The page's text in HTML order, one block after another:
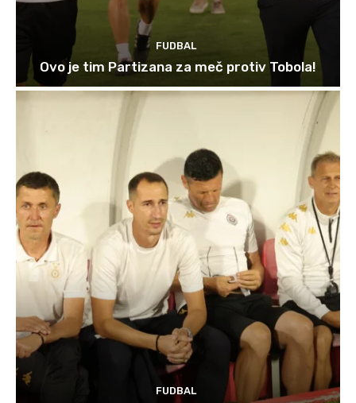
FUDBAL
Ovo je tim Partizana za meč protiv Tobola!
FUDBAL